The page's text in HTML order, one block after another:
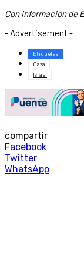
Con información de
- Advertisement -
Etiquetas
Gaza
Israel
compartir
Facebook
Twitter
WhatsApp